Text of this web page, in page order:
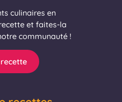
culinaires en
et faites-la
communauté !